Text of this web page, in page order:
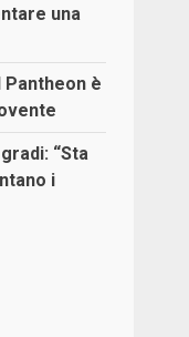
una
Pantheon è
“Sta
i